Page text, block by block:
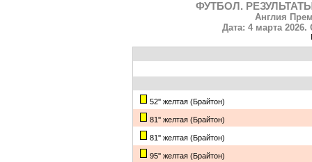
ФУТБОЛ.
Англия
Дата: 4 марта
52'' желтая (Брайтон)
81'' желтая (Брайтон)
81'' желтая (Брайтон)
95'' желтая (Брайтон)